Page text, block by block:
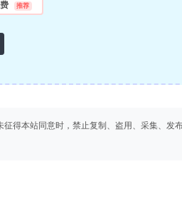
推荐
得本站同意时，禁止复制、盗用、采集、发